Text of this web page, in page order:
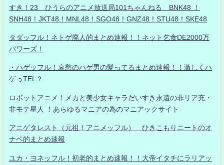
すき！23 ひうらのアニメ放送局101ちゃんねる BNK48 ！
SNH48！JKT48！MNL48！SGO48！GNZ48！STU48！SKE48
タダッフル！ネトゲ廃人的まとめ速報！！ネット乞食DE2000万
パワーズ！
・ハゲッフル！哀愁のハゲ男の髪ってるまとめ速報！！激しくハ
ゲっTEL？
ロボットアニメ！メカと美少女キャラだいすき永遠の非リア充・
非モテ星人 ！あらゆるマニアの為のマニアックサイト
アニゲタレスト（元祖！アニメッフル） ひきこもりニートのオ
ナベ的まとめ速報
ユカ・ヨネッフル！初老的まとめ速報！！大帝イタチにラリアッ